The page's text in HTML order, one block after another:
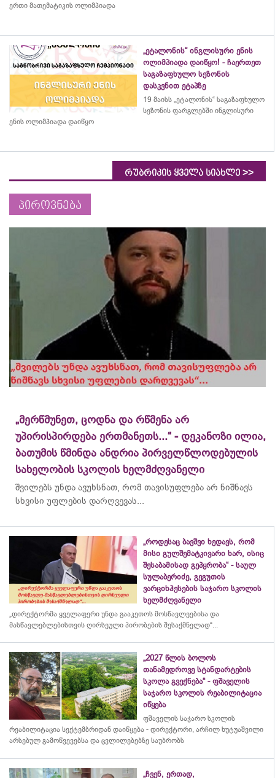
ერთი მათემატიკის ოლიმპიადა
„ეტალონის“ ინგლისური ენის
ოლიმპიადა დაიწყო! - ჩაერთეთ
საგაზაფხულო სეზონის
დასკვნით ეტაპზე
19 მაისს „ეტალონის“ საგაზაფხულო
სეზონის ფარგლებში ინგლისური
ენის ოლიმპიადა დაიწყო
რუბრიკის ყველა სიახლე >>
პიროვნება
„მერწმუნეთ, ცოდნა და რწმენა არ
უპირისპირდება ერთმანეთს...“ - დეკანოზი ილია,
ბათუმის წმინდა ანდრია პირველწლოდებულის
სახელობის სკოლის ხელმძღვანელი
შვილებს უნდა ავუხსნათ, რომ თავისუფლება არ ნიშნავს
სხვისი უფლების დარღვევას...
„როდესაც ბავშვი ხედავს, რომ
მისი გულშემატკივარი ხარ, ისიც
შესაბამისად გეპყრობა“ - საულ
სულაბერიძე, გეგუთის
ვარციხჰესების საჯარო სკოლის
ხელმძღვანელი
„დირექტორმა ყველაფერი უნდა გააკეთოს მოსწავლეებისა და
მასწავლებლებისთვის ღირსეული პირობების შესაქმნელად“...
„2027 წლის ბოლოს
თანამედროვე სტანდარტების
სკოლა გვექნება“ - ფშაველის
საჯარო სკოლის რეაბილიტაცია
იწყება
ფშაველის საჯარო სკოლის
რეაბილიტაცია სექტემბრიდან დაიწყება - დირექტორი, არჩილ ხუტუაშვილი
არსებულ გამოწვევებსა და ცვლილებებზე საუბრობს
„ჩვენ, ერთად,